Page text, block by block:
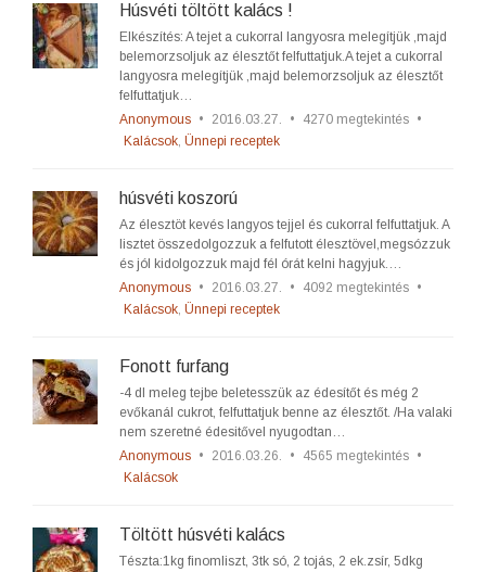
Húsvéti töltött kalács !
Elkészítés: A tejet a cukorral langyosra melegítjük ,majd
belemorzsoljuk az élesztőt felfuttatjuk.A tejet a cukorral
langyosra melegítjük ,majd belemorzsoljuk az élesztőt
felfuttatjuk…
Anonymous • 2016.03.27. • 4270 megtekintés •
Kalácsok, Ünnepi receptek
húsvéti koszorú
Az élesztöt kevés langyos tejjel és cukorral felfuttatjuk. A
lisztet összedolgozzuk a felfutott élesztövel,megsózzuk
és jól kidolgozzuk majd fél órát kelni hagyjuk.…
Anonymous • 2016.03.27. • 4092 megtekintés •
Kalácsok, Ünnepi receptek
Fonott furfang
-4 dl meleg tejbe beletesszük az édesítőt és még 2
evőkanál cukrot, felfuttatjuk benne az élesztőt. /Ha valaki
nem szeretné édesitővel nyugodtan…
Anonymous • 2016.03.26. • 4565 megtekintés •
Kalácsok
Töltött húsvéti kalács
Tészta:1kg finomliszt, 3tk só, 2 tojás, 2 ek.zsír, 5dkg